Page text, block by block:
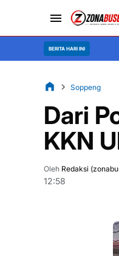
BERITA HARI INI
Soppeng
Dari
KKN
Oleh Redaksi
12:58